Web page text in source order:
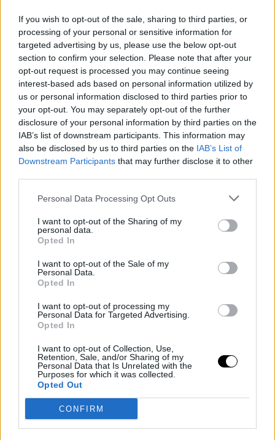
If you wish to opt-out of the sale, sharing to third parties, or
processing of your personal or sensitive information for
targeted advertising by us, please use the below opt-out
section to confirm your selection. Please note that after your
opt-out request is processed you may continue seeing
interest-based ads based on personal information utilized by
us or personal information disclosed to third parties prior to
your opt-out. You may separately opt-out of the further
disclosure of your personal information by third parties on the
IAB’s list of downstream participants. This information may
also be disclosed by us to third parties on the IAB’s List of
Downstream Participants that may further disclose it to other
Personal Data Processing Opt Outs
I want to opt-out of the Sharing of my
personal data.
Opted In
I want to opt-out of the Sale of my
Personal Data.
Opted In
I want to opt-out of processing my
Personal Data for Targeted Advertising.
Opted In
I want to opt-out of Collection, Use,
Retention, Sale, and/or Sharing of my
Personal Data that Is Unrelated with the
Purposes for which it was collected.
Opted Out
CONFIRM
James Harden hace historia en la
NBA; primer triple-doble con 60
puntos
Iñaki González- 31 Jan 2018
'La Barba' firmó una exhibición nunca vista y
que fue decisiva para la ajustada victoria de
los Houston Rockets frente a Orlando
Magic.
Joh Wall estará entre 6 y 8
semanas de baja y se perderá el
All Star Game